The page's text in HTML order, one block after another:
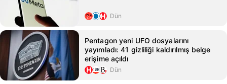
Dün
Pentagon yeni UFO dosyalarını
yayımladı: 41 gizliliği kaldırılmış belge
erişime açıldı
Dün